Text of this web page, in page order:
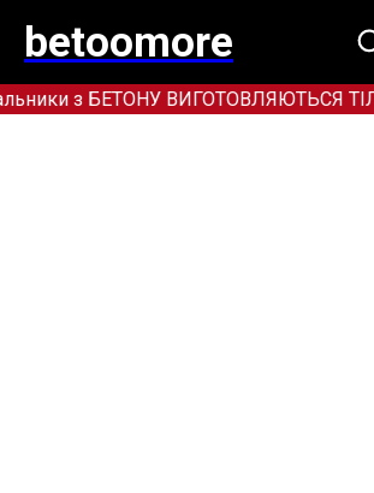
betoomore
з БЕТОНУ ВИГОТОВЛЯЮТЬСЯ